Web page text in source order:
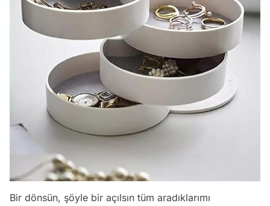
Bir dönsün, şöyle bir açılsın tüm aradıklarımı